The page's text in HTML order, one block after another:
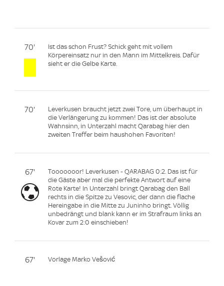
70'
Ist das schon Frust? Schick geht mit vollem
Körpereinsatz nur in den Mann im Mittelkreis. Dafür
sieht er die Gelbe Karte.
70'
Leverkusen braucht jetzt zwei Tore, um überhaupt in
die Verlängerung zu kommen! Das ist der absolute
Wahnsinn, in Unterzahl macht Qarabag hier den
zweiten Treffer beim haushohen Favoriten!
67'
Tooooooor! Leverkusen - QARABAG 0:2. Das ist für
die Gäste aber mal die perfekte Antwort auf eine
Rote Karte! In Unterzahl bringt Qarabag den Ball
rechts in die Spitze zu Vesovic, der dann die flache
Hereingabe in die Mitte zu Juninho bringt. Völlig
unbedrängt und blank kann er im Strafraum links an
Kovar zum 2:0 einschieben!
67' Vorlage Marko Vešović